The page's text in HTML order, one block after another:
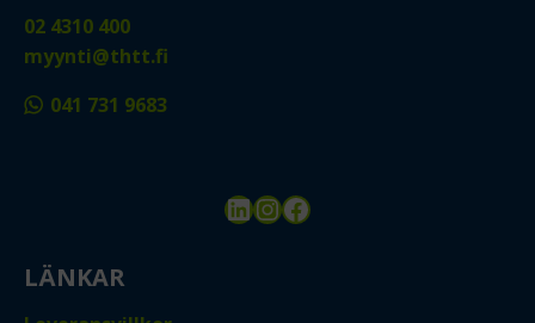
02 4310 400
myynti@thtt.fi
041 731 9683
LinkedIn
Instagram
Facebook
LÄNKAR